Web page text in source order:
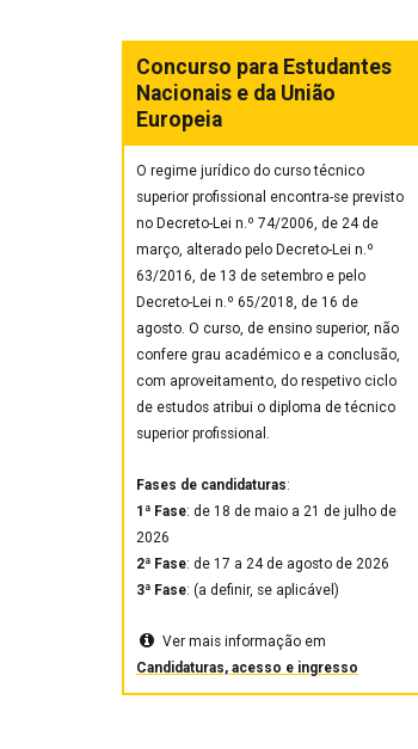
Concurso para Estudantes
Nacionais e da União
Europeia
O regime jurídico do curso técnico
superior profissional encontra-se previsto
no Decreto-Lei n.º 74/2006, de 24 de
março, alterado pelo Decreto-Lei n.º
63/2016, de 13 de setembro e pelo
Decreto-Lei n.º 65/2018, de 16 de
agosto. O curso, de ensino superior, não
confere grau académico e a conclusão,
com aproveitamento, do respetivo ciclo
de estudos atribui o diploma de técnico
superior profissional.
Fases de candidaturas:
1ª Fase: de 18 de maio a 21 de julho de
2026
2ª Fase: de 17 a 24 de agosto de 2026
3ª Fase: (a definir, se aplicável)
Ver mais informação em
Candidaturas, acesso e ingresso